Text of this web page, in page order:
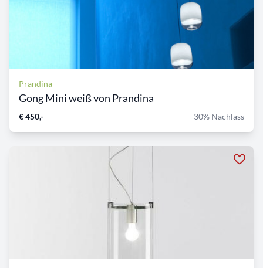
Prandina
Gong Mini weiß von Prandina
€ 450,- 30% Nachlass